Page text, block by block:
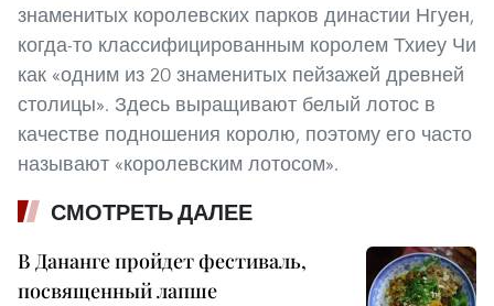
знаменитых королевских парков династии Нгуен,
когда-то классифицированным королем Тхиеу Чи
как «одним из 20 знаменитых пейзажей древней
столицы». Здесь выращивают белый лотос в
качестве подношения королю, поэтому его часто
называют «королевским лотосом».
СМОТРЕТЬ ДАЛЕЕ
В Дананге пройдет фестиваль,
посвященный лапше